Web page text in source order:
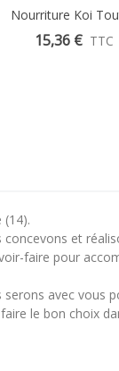
Aperçu Rapide
Nourriture Koi
Saisons Ichi Food
15,36 € TTC
et
faire pour
avec vous
le bon choix